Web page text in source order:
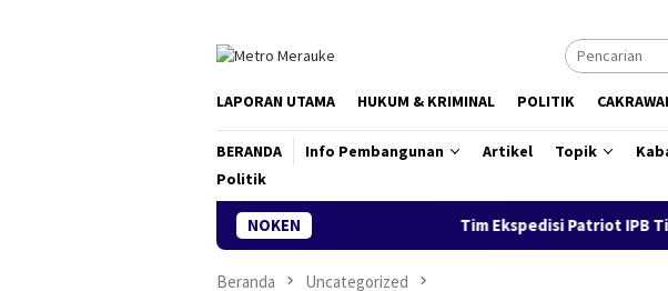
LAPORAN UTAMA HUKUM & KRIMINAL POLITIK
BERANDA Info Pembangunan Artikel Topik
Politik
NOKEN Tim Ekspedisi Patriot IPB Tiba di
Beranda Uncategorized